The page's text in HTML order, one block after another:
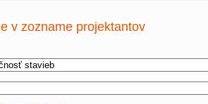
v zozname projektantov